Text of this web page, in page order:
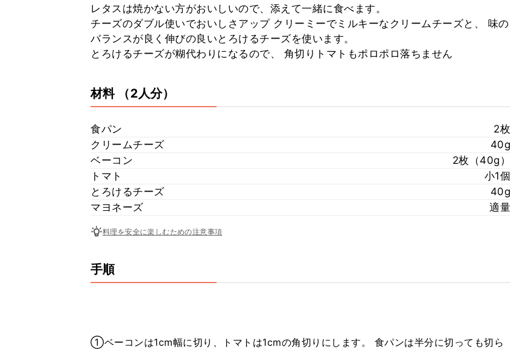
レタスは焼かない方がおいしいので、添えて一緒に食べます。
チーズのダブル使いでおいしさアップ クリーミーでミルキーなクリームチーズと、 味の
バランスが良く伸びの良いとろけるチーズを使います。
とろけるチーズが糊代わりになるので、 角切りトマトもポロポロ落ちません
材料 （2人分）
食パン
2枚
クリームチーズ
40g
ベーコン
2枚（40g）
トマト
小1個
とろけるチーズ
40g
マヨネーズ
適量
料理を安全に楽しむための注意事項
手順
①ベーコンは1cm幅に切り、トマトは1cmの角切りにします。 食パンは半分に切っても切ら